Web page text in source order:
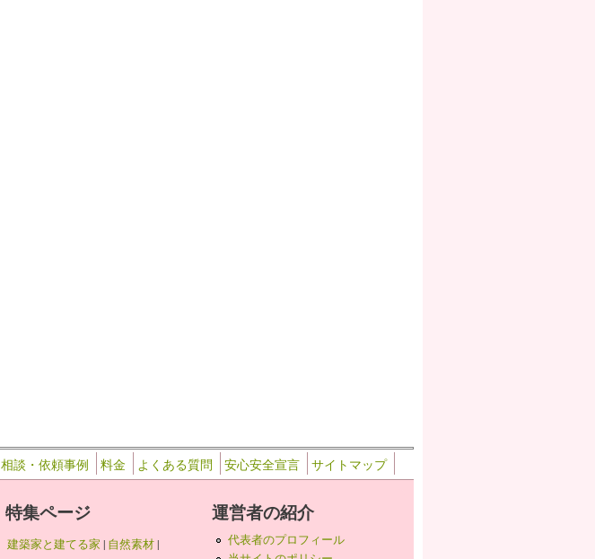
相談・依頼事例 料金 よくある質問 安心安全宣言 サイトマップ
特集ページ
建築家と建てる家 | 自然素材|
運営者の紹介
代表者のプロフィール